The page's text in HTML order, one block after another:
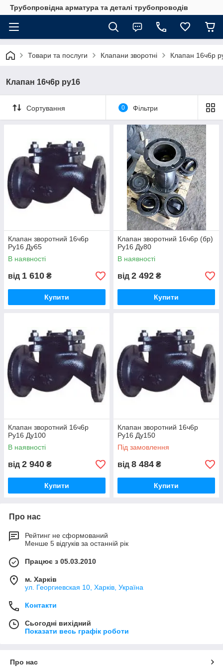
Трубопровідна арматура та деталі трубопроводів
Товари та послуги Клапани зворотні Клапан 16ч6р
Клапан 16ч6р ру16
Сортування 0 Фільтри
Клапан зворотний 16ч6р
Ру16 Ду65
В наявності
від 1 610 ₴
Купити
Клапан зворотний 16ч6р (бр)
Ру16 Ду80
В наявності
від 2 492 ₴
Купити
Клапан зворотний 16ч6р
Ру16 Ду100
В наявності
від 2 940 ₴
Купити
Клапан зворотний 16ч6р
Ру16 Ду150
Під замовлення
від 8 484 ₴
Купити
Про нас
Рейтинг не сформований
Менше 5 відгуків за останній рік
Працює з 05.03.2010
м. Харків
ул. Георгиевская 10, Харків, Україна
Контакти
Сьогодні вихідний
Показати весь графік роботи
Про нас